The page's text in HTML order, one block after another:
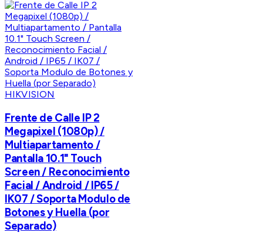
HIKVISION
Frente de Calle IP 2
Megapixel (1080p) /
Multiapartamento /
Pantalla 10.1" Touch
Screen / Reconocimiento
Facial / Android / IP65 /
IK07 / Soporta Modulo de
Botones y Huella (por
Separado)